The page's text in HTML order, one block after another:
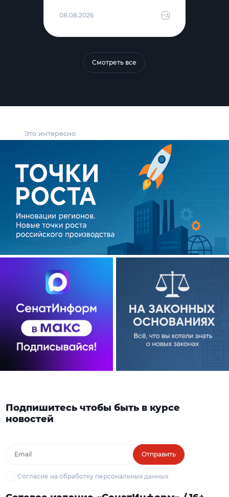
Это интересно
08.08.2026
Смотреть все
Подпишитесь чтобы быть в курсе
новостей
Отправить
Согласие на обработку персональных данных